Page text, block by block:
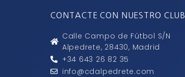
CONTACTE CON NUESTRO CLUB
Calle Campo de Fútbol S/N
Alpedrete, 28430, Madrid
+34 643 26 82 35
info@cdalpedrete.com